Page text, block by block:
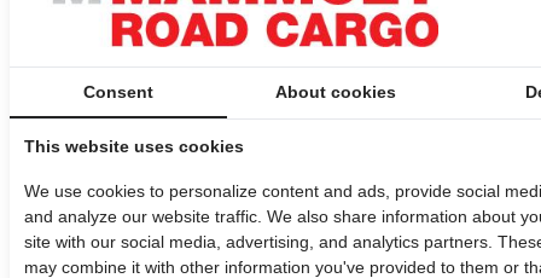
Werken bij
- Logistiek Medewerker
- Junior Expediteur Exceptioneel Transport
- Internationaal Chauffeur
- BBL-leerling Logistiek
- Stage
Contact
Nieuws
Algemene voorwaarden
Klant login
Consent About cookies
This website uses cookies
We use cookies to personalize content and ads, provide social
and analyze our website traffic. We also share information about
site with our social media, advertising, and analytics partners.
may combine it with other information you've provided to them or